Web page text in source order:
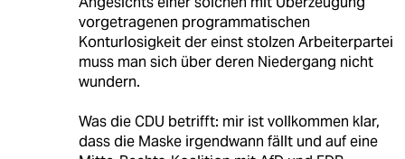
vorgetragenen programmatischen
Konturlosigkeit der einst stolzen Arbeiterpartei
muss man sich über deren Niedergang nicht
wundern.
Was die CDU betrifft: mir ist vollkommen klar,
dass die Maske irgendwann fällt und auf eine